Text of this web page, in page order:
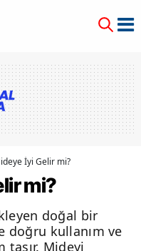
İyi Gelir mi?
mi?
doğal bir
doğru kullanım ve
Mideyi